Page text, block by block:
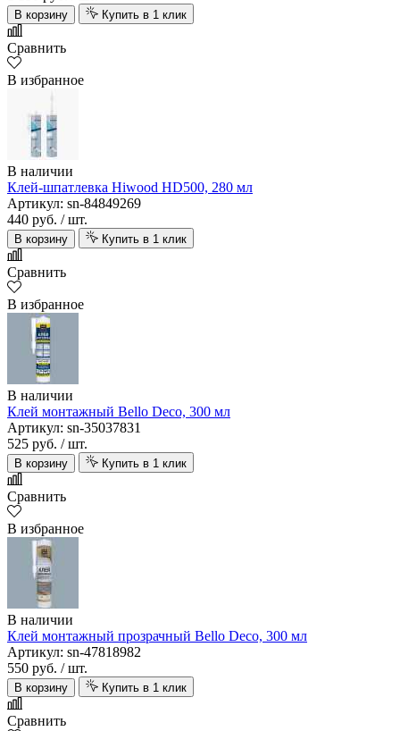
В корзину Купить в 1 клик
Сравнить
В избранное
В наличии
Клей-шпатлевка Hiwood HD500, 280 мл
Артикул: sn-84849269
440 руб. / шт.
В корзину Купить в 1 клик
Сравнить
В избранное
В наличии
Клей монтажный Bello Deco, 300 мл
Артикул: sn-35037831
525 руб. / шт.
В корзину Купить в 1 клик
Сравнить
В избранное
В наличии
Клей монтажный прозрачный Bello Deco, 300 мл
Артикул: sn-47818982
550 руб. / шт.
В корзину Купить в 1 клик
Сравнить